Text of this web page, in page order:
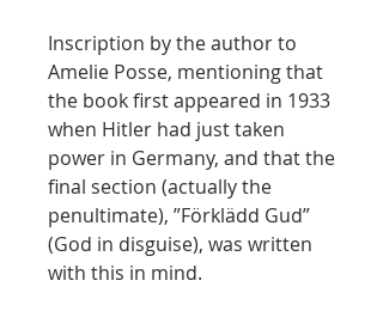
Inscription by the author to
Amelie Posse, mentioning that
the book first appeared in 1933
when Hitler had just taken
power in Germany, and that the
final section (actually the
penultimate), ”Förklädd Gud”
(God in disguise), was written
with this in mind.